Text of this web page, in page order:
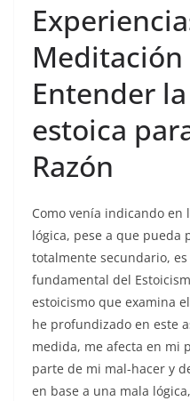
Meditación
Entender
estoica
Razón
Como venía indicando
lógica, pese a que pueda
totalmente secundario,
fundamental del
estoicismo que examina
he profundizado en este
medida, me afecta en mi
parte de mi mal-hacer y
en base a una mala